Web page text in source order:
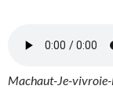
Machaut-Je-